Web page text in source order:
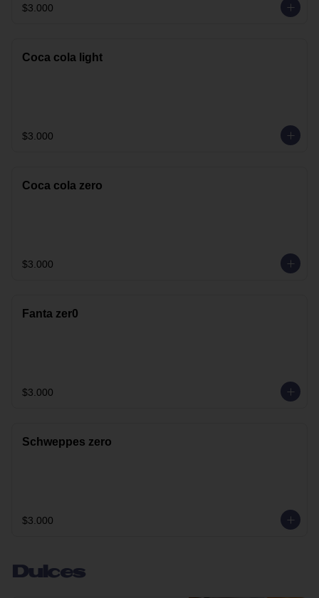
$3.000
Coca cola light
$3.000
Coca cola zero
$3.000
Fanta zer0
$3.000
Schweppes zero
$3.000
Dulces